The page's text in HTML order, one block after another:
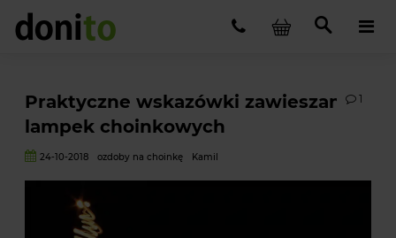
Praktyczne wskazówki zawieszania
lampek choinkowych
1
24-10-2018 ozdoby na choinkę Kamil